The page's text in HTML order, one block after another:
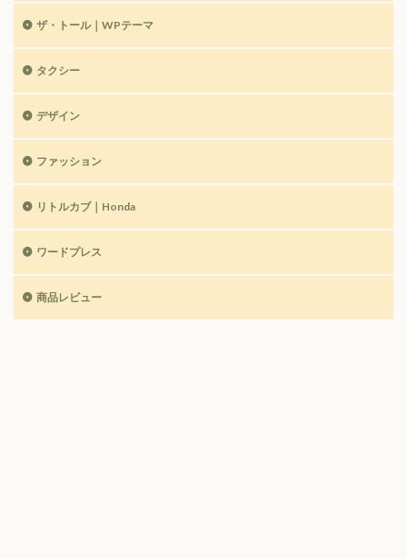
ザ・トール｜WPテーマ
タクシー
デザイン
ファッション
リトルカブ｜Honda
ワードプレス
商品レビュー